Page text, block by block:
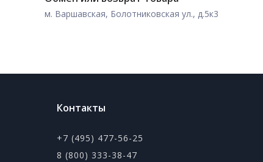
м. Варшавская, Болотниковская ул., д.5к3
Контакты
+7 (495) 477-56-25
8 (800) 333-38-47